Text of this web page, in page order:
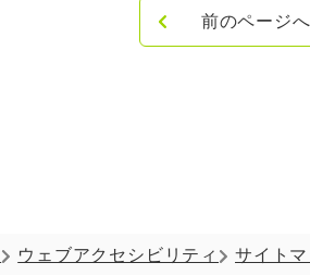
前のページ
ウェブアクセシビリティ サイト